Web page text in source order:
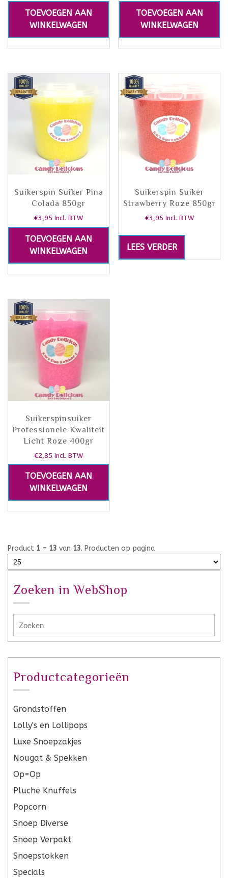
TOEVOEGEN AAN
WINKELWAGEN
TOEVOEGEN AAN
WINKELWAGEN
Suikerspin Suiker Pina
Colada 850gr
€3,95 Incl. BTW
TOEVOEGEN AAN
WINKELWAGEN
Suikerspin Suiker
Strawberry Roze 850gr
€3,95 Incl. BTW
LEES VERDER
Suikerspinsuiker
Professionele Kwaliteit
Licht Roze 400gr
€2,85 Incl. BTW
TOEVOEGEN AAN
WINKELWAGEN
Product 1 - 13 van 13. Producten op pagina
Zoeken in WebShop
Productcategorieën
Grondstoffen
Lolly's en Lollipops
Luxe Snoepzakjes
Nougat & Spekken
Op=Op
Pluche Knuffels
Popcorn
Snoep Diverse
Snoep Verpakt
Snoepstokken
Specials